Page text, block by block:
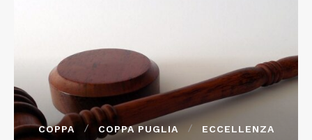
COPPA COPPA PUGLIA ECCELLENZA